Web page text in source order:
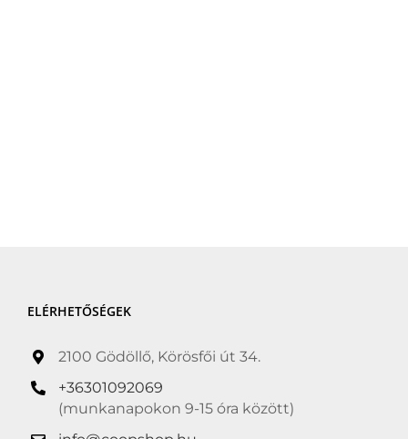
ELÉRHETŐSÉGEK
2100 Gödöllő, Körösfői út 34.
+36301092069
(munkanapokon 9-15 óra között)